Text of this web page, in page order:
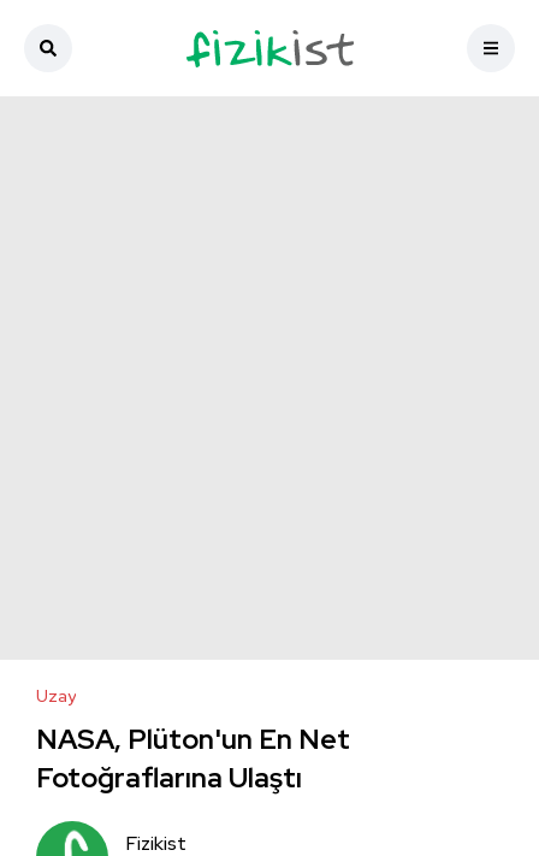
Uzay
NASA, Plüton'un En Net
Fotoğraflarına Ulaştı
Fizikist